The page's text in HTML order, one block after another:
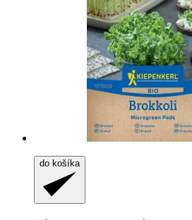
do košíka